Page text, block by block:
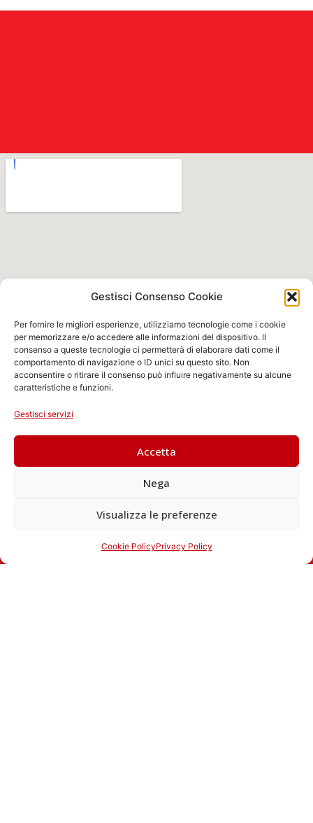
Gestisci Consenso Cookie
Per fornire le migliori esperienze, utilizziamo tecnologie come i cookie
per memorizzare e/o accedere alle informazioni del dispositivo. Il
consenso a queste tecnologie ci permetterà di elaborare dati come il
comportamento di navigazione o ID unici su questo sito. Non
acconsentire o ritirare il consenso può influire negativamente su alcune
caratteristiche e funzioni.
Gestisci servizi
Accetta
Nega
Visualizza le preferenze
Cookie PolicyPrivacy Policy